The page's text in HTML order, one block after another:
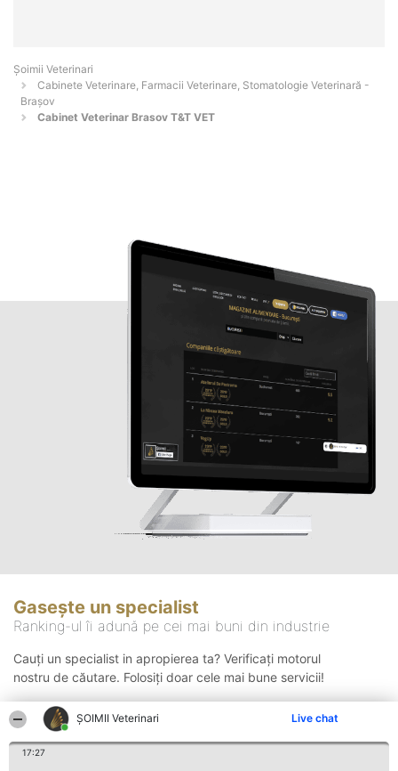
ȘOIMII Veterinari Live chat
17:27
Șoimii Veterinari
Cabinete Veterinare, Farmacii Veterinare, Stomatologie Veterinară -
Braşov
Cabinet Veterinar Brasov T&T VET
Gasește un specialist
Ranking-ul îi adună pe cei mai buni din industrie
Cauți un specialist in apropierea ta? Verificați motorul
nostru de căutare. Folosiți doar cele mai bune servicii!